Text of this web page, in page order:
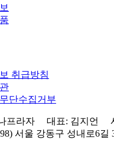
취급방침
단수집거부
프라자 대표: 김지언 사
서울 강동구 성내로6